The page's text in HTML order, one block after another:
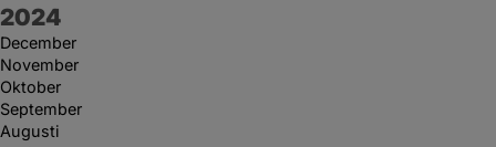
År:
2024
December
November
Oktober
September
Augusti